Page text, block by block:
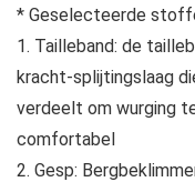
* Geselecteerde
1. Tailleband: de
kracht-splijtingslaag
verdeelt om wurging
comfortabel
2. Gesp: